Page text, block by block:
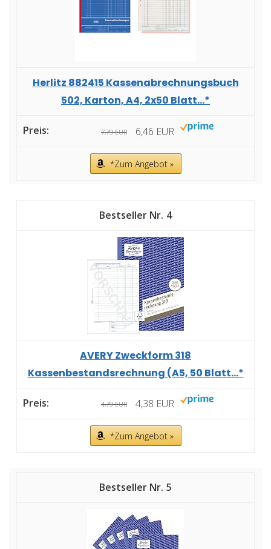
Herlitz 882415 Kassenabrechnungsbuch
502, Karton, A4, 2x50 Blatt...*
7,79 EUR 6,46 EUR
*Zum Angebot »
4
AVERY Zweckform 318
Kassenbestandsrechnung (A5, 50 Blatt...*
4,79 EUR 4,38 EUR
*Zum Angebot »
5